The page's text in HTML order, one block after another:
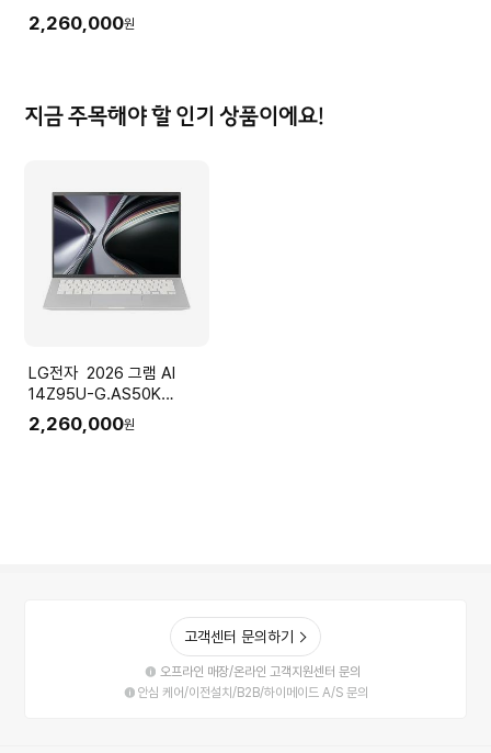
(Ryzen5
16GB(LPDDR5x) SSD
2,260,000원
지금 주목해야 할 인기 상품이에요!
LG전자 2026 그램 AI
14Z95U-G.AS50K
(Ryzen5
16GB(LPDDR5x) SSD
2,260,000원
고객센터 문의하기
오프라인 매장/온라인 고객지원센터 문의
안심 케어/이전설치/B2B/하이메이드 A/S 문의